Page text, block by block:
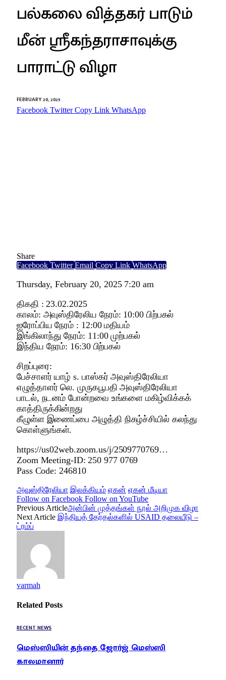
பல்கலை வித்தகர் பாடும்
மீன் ஸ்ரீகந்தராசாவுக்கு
பாராட்டு விழா
FEBRUARY 20, 2025
Facebook Twitter Copy Link WhatsApp
Share
Facebook Twitter Email Copy Link WhatsApp
Thursday, February 20, 2025 7:20 am
திகதி : 23.02.2025
காலம்: அவுஸ்திரேலிய நேரம்: 10:00 பிற்பகல்
ஐரோப்பிய நேரம் : 12:00 மதியம்
இங்கிலாந்து நேரம்: 11:00 முற்பகல்
இந்திய நேரம்: 16:30 பிற்பகல்
சிறப்புரை:
பேச்சாளர் யாழ் s. பாஸ்கர் அவுஸ்திரேலியா
எழுத்தாளர் லெ. முருகபூபதி அவுஸ்திரேலியா
பாடல், நடனம் போன்றவை உங்களை மகிழ்விக்கக்
காத்திருக்கின்றது
கீழுள்ள இணைப்பை அழுத்தி நிகழ்ச்சியில் கலந்து
கொள்ளுங்கள்.
https://us02web.zoom.us/j/2509770769…
Zoom Meeting-ID: 250 977 0769
Pass Code: 246810
அவுஸ்திரேலியா இலக்கியம் ஏகன் ஏகன் மீடியா
Follow on Facebook Follow on YouTube
Previous Articleஅன்பின் முத்தங்கள் நூல் அறிமுக விழா
Next Article இந்தியத் தேர்தல்களில் USAID தலையீடு –
ட்ரம்ப்
varmah
Related Posts
RECENT NEWS
மெஸ்ஸியின் தந்தை ஜோர்ஜ் மெஸ்ஸி
காலமானார்